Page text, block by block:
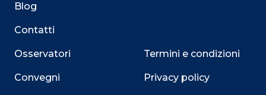
Blog
Contatti
Osservatori
Convegni
Termini e condizioni
Privacy policy